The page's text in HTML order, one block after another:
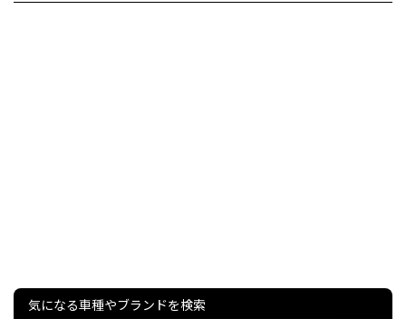
気になる車種やブランドを検索